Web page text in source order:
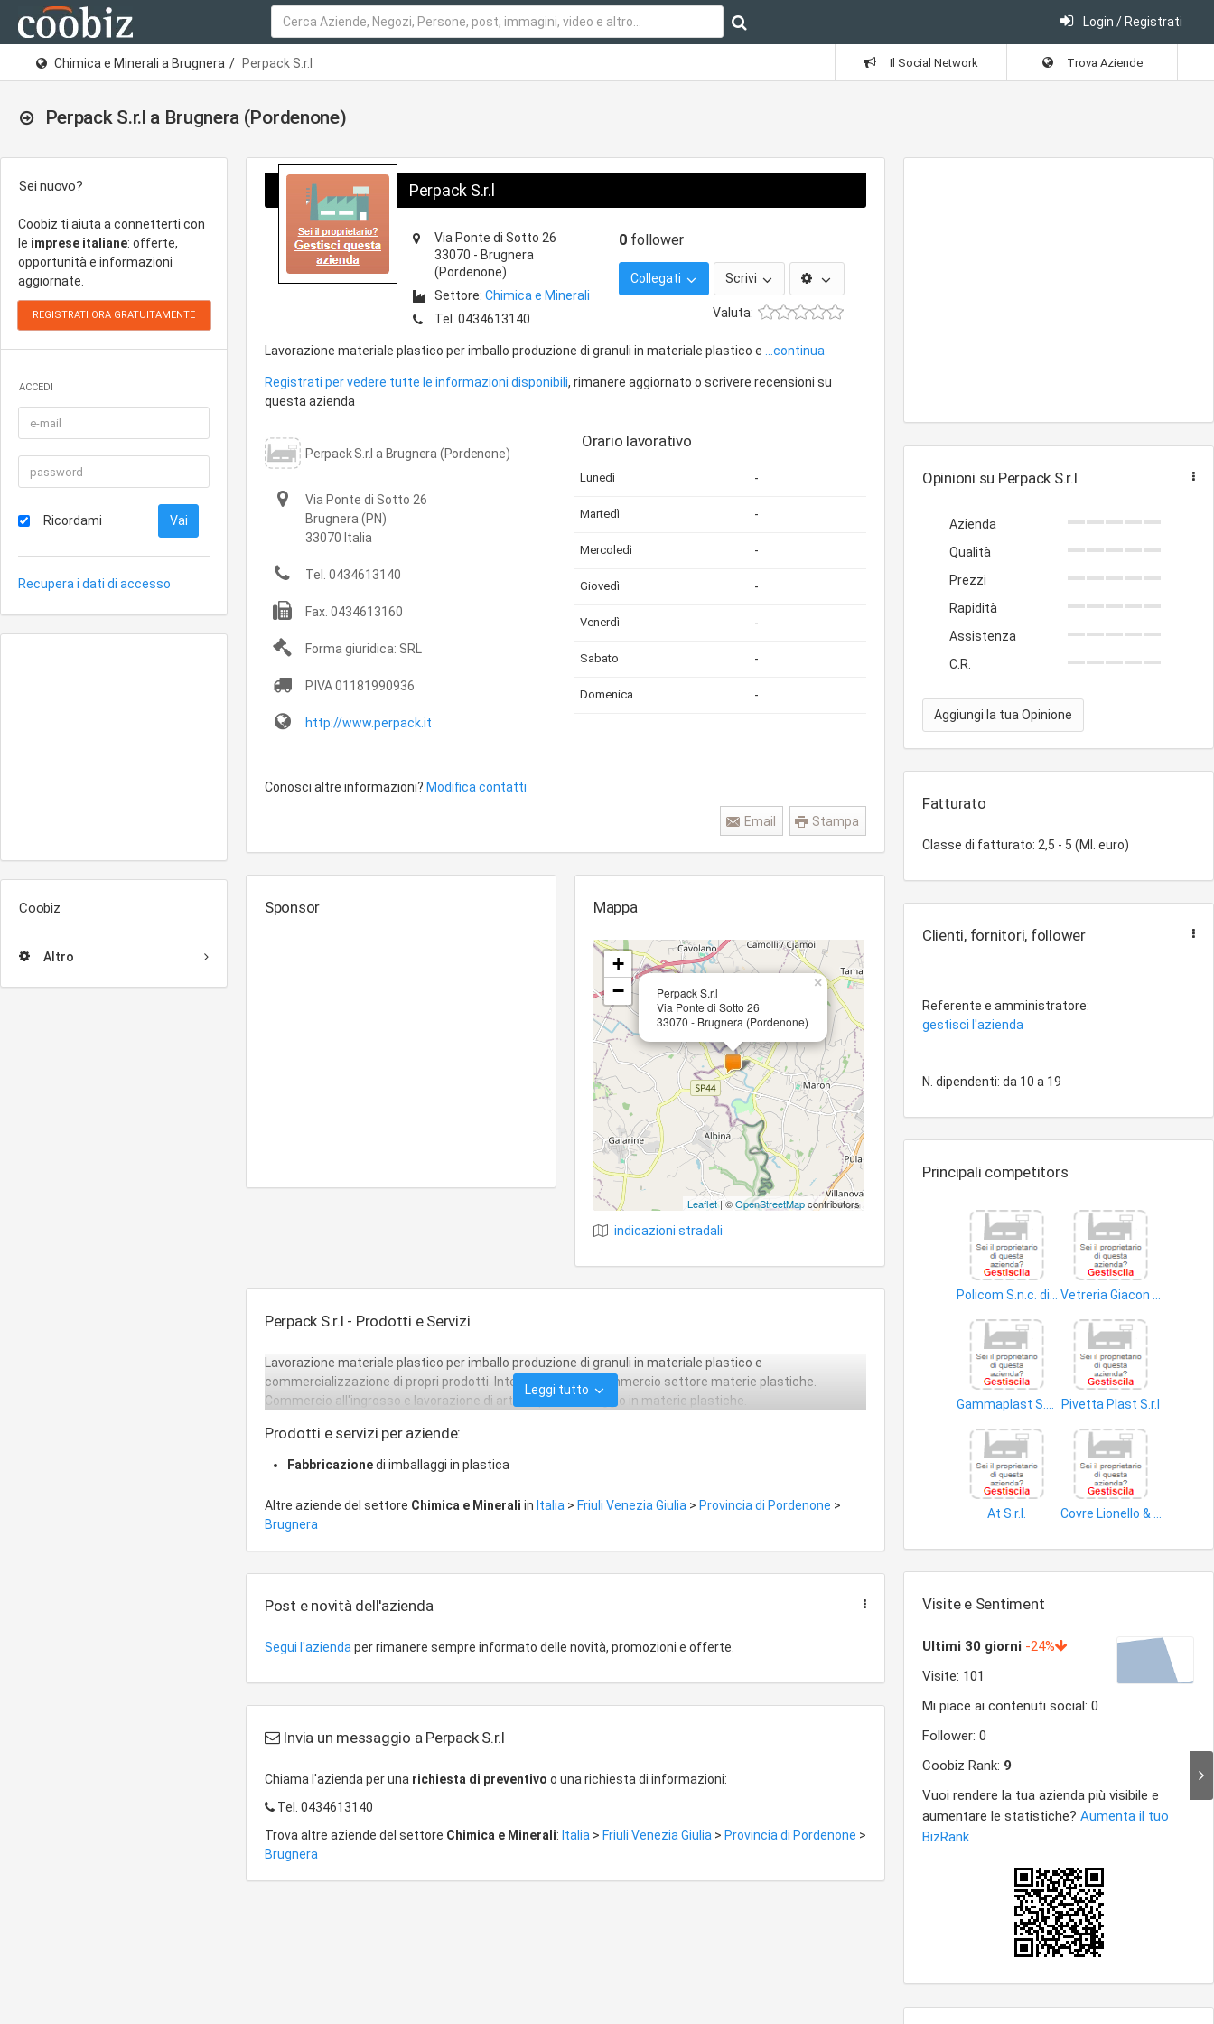
Login / Registrati
Chimica e Minerali a Brugnera Perpack S.r.l Il Social Network Trova Aziende
Perpack S.r.l a Brugnera (Pordenone)
Sei nuovo?
Coobiz ti aiuta a connetterti con
le imprese italiane: offerte,
opportunità e informazioni
aggiornate.
ACCEDI
Ricordami
Recupera i dati di accesso
Coobiz
Altro
Perpack S.r.l
Via Ponte di Sotto 26
33070 - Brugnera
(Pordenone)
Settore: Chimica e Minerali
Tel. 0434613140
0 follower
Collegati Scrivi
Valuta:
Lavorazione materiale plastico per imballo produzione di granuli in materiale plastico e ...continua
Registrati per vedere tutte le informazioni disponibili, rimanere aggiornato o scrivere recensioni su
questa azienda
Perpack S.r.l a Brugnera (Pordenone)
Via Ponte di Sotto 26
Brugnera (PN)
33070 Italia
Tel. 0434613140
Fax. 0434613160
Forma giuridica: SRL
P.IVA01181990936
http://www.perpack.it
Orario lavorativo
Lunedì -
Martedì -
Mercoledì -
Giovedì -
Venerdì -
Sabato -
Domenica -
Conosci altre informazioni? Modifica contatti
Stampa
Email
Sponsor Mappa
Perpack S.r.l
Via Ponte di Sotto 26
33070 - Brugnera (Pordenone)
×
+
−
Leaflet| ©OpenStreetMapcontributors
indicazioni stradali
Perpack S.r.l - Prodotti e Servizi
Lavorazione materiale plastico per imballo produzione di granuli in materiale plastico e
commercializzazione di propri prodotti. Intermediario del commercio settore materie plastiche.
Commercio all'ingrosso e lavorazione di articoli per imballaggio in materie plastiche.
Leggi tutto
Prodotti e servizi per aziende:
Fabbricazionedi imballaggi in plastica
Altre aziende del settore Chimica e Minerali in Italia > Friuli Venezia Giulia > Provincia di Pordenone >
Brugnera
Post e novità dell'azienda
Segui l'azienda per rimanere sempre informato delle novità, promozioni e offerte.
Invia un messaggio a Perpack S.r.l
Chiama l'azienda per una richiesta di preventivo o una richiesta di informazioni:
Tel. 0434613140
Trova altre aziende del settore Chimica e Minerali: Italia > Friuli Venezia Giulia > Provincia di Pordenone >
Brugnera
Opinioni su Perpack S.r.l
Azienda
Qualità
Prezzi
Rapidità
Assistenza
C.R.
Aggiungi la tua Opinione
Fatturato
Classe di fatturato: 2,5 - 5 (Ml. euro)
Clienti, fornitori, follower
Referente e amministratore:
gestisci l'azienda
N. dipendenti: da 10 a 19
Principali competitors
Pivetta Plast S.r.l
At S.r.l.
Visite e Sentiment